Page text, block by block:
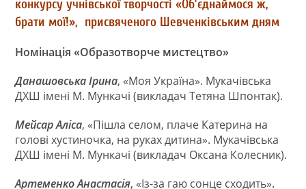
конкурсу учнівської творчості «Об’єднаймося ж,
брати мої!», присвяченого Шевченківським дням
Номінація «Образотворче мистецтво»
Данашовська Ірина, «Моя Україна». Мукачівська
ДХШ імені М. Мункачі (викладач Тетяна Шпонтак).
Мейсар Аліса, «Пішла селом, плаче Катерина на
голові хустиночка, на руках дитина». Мукачівська
ДХШ імені М. Мункачі (викладач Оксана Колесник).
Артеменко Анастасія, «Із-за гаю сонце сходить».